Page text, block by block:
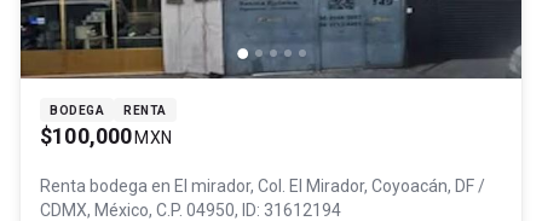
BODEGA RENTA
$100,000 MXN
Renta bodega en El mirador, Col. El Mirador, Coyoacán, DF /
CDMX, México, C.P. 04950, ID: 31612194